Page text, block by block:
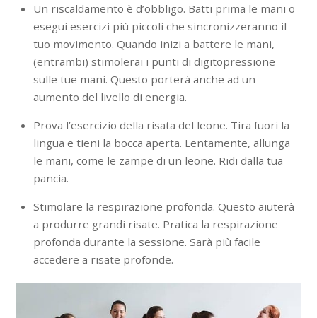
Un riscaldamento è d’obbligo. Batti prima le mani o
esegui esercizi più piccoli che sincronizzeranno il
tuo movimento. Quando inizi a battere le mani,
(entrambi) stimolerai i punti di digitopressione
sulle tue mani. Questo porterà anche ad un
aumento del livello di energia.
Prova l’esercizio della risata del leone. Tira fuori la
lingua e tieni la bocca aperta. Lentamente, allunga
le mani, come le zampe di un leone. Ridi dalla tua
pancia.
Stimolare la respirazione profonda. Questo aiuterà
a produrre grandi risate. Pratica la respirazione
profonda durante la sessione. Sarà più facile
accedere a risate profonde.